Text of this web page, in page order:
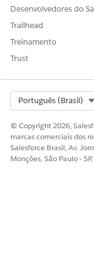
Diga-
Desenvolvedores do
Trailhead
Treinamento
Trust
Português (Brasil)
© Copyright 2026,
marcas comerciais dos
Salesforce Brasil, Av.
Monções, São Paulo -